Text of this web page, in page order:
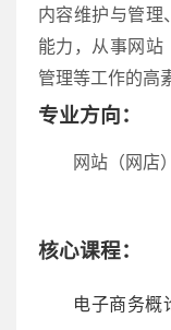
内容维护与管理
能力，从事网站
管理等工作的高
专业方向：
网站（网店
核心课程：
电子商务概